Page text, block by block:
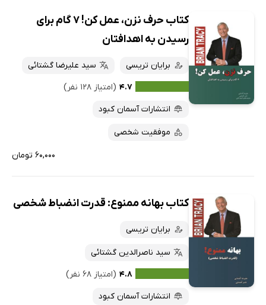
کتاب حرف نزن، عمل کن! 7 گام برای
رسیدن به اهدافتان
برایان تریسی
سید علیرضا گشتائی
۴.۷ (امتیاز ۱۲۸ نفر)
انتشارات آسمان کبود
موفقیت شخصی
۶۰,۰۰۰ تومان
کتاب بهانه ممنوع: قدرت انضباط شخصی
برایان تریسی
سید ناصرالدین گشتائی
۴.۸ (امتیاز ۶۸ نفر)
انتشارات آسمان کبود